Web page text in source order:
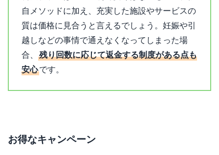
自メソッドに加え、充実した施設やサービスの
質は価格に見合うと言えるでしょう。妊娠や引
越しなどの事情で通えなくなってしまった場
合、
残り回数に応じて返金する制度がある点も
安心です。
お得なキャンペーン